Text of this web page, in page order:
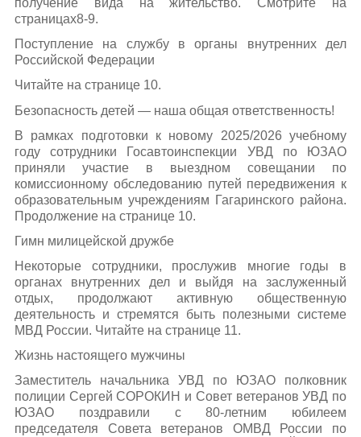
получение вида на жительство. Смотрите на
страницах8-9.
Поступление на службу в органы внутренних дел
Российской Федерации
Читайте на странице 10.
Безопасность детей — наша общая ответственность!
В рамках подготовки к новому 2025/2026 учебному
году сотрудники Госавтоинспекции УВД по ЮЗАО
приняли участие в выездном совещании по
комиссионному обследованию путей передвижения к
образовательным учреждениям Гагаринского района.
Продолжение на странице 10.
Гимн милицейской дружбе
Некоторые сотрудники, прослужив многие годы в
органах внутренних дел и выйдя на заслуженный
отдых, продолжают активную общественную
деятельность и стремятся быть полезными системе
МВД России. Читайте на странице 11.
Жизнь настоящего мужчины
Заместитель начальника УВД по ЮЗАО полковник
полиции Сергей СОРОКИН и Совет ветеранов УВД по
ЮЗАО поздравили с 80-летним юбилеем
председателя Совета ветеранов ОМВД России по